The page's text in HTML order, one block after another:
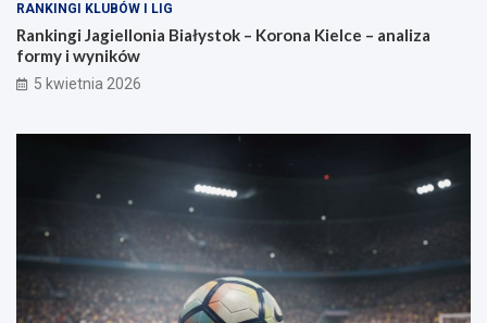
RANKINGI KLUBÓW I LIG
Rankingi Jagiellonia Białystok – Korona Kielce – analiza
formy i wyników
5 kwietnia 2026